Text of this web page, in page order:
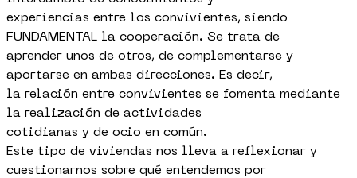
experiencias entre los convivientes, siendo
FUNDAMENTAL la cooperación. Se trata de
aprender unos de otros, de complementarse y
aportarse en ambas direcciones. Es decir,
la relación entre convivientes se fomenta mediante
la realización de actividades
cotidianas y de ocio en común.
Este tipo de viviendas nos lleva a reflexionar y
cuestionarnos sobre qué entendemos por